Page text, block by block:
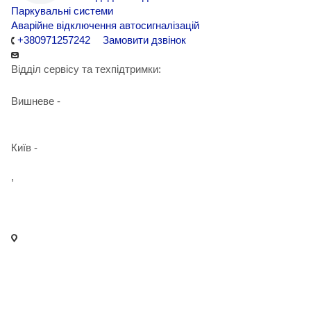
Паркувальні системи
Аварійне відключення автосигналізацій
+380971257242
Замовити дзвінок
Відділ сервісу та техпідтримки:
Вишневе -
Київ -
,